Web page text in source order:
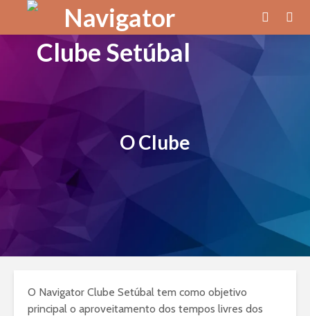
O Clube
O Navigator Clube Setúbal tem como objetivo
principal o aproveitamento dos tempos livres dos